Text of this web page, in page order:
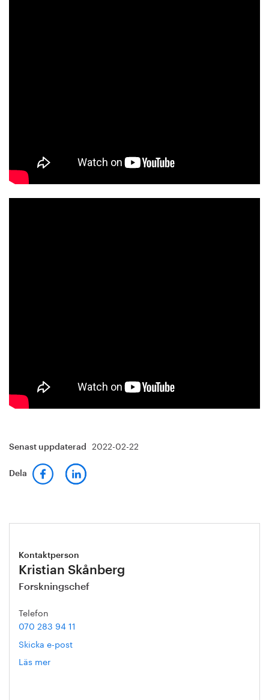
Senast uppdaterad 2022-02-22
Dela
Kontaktperson
Kristian Skånberg
Forskningschef
Telefon
070 283 94 11
Skicka e-post
Läs mer